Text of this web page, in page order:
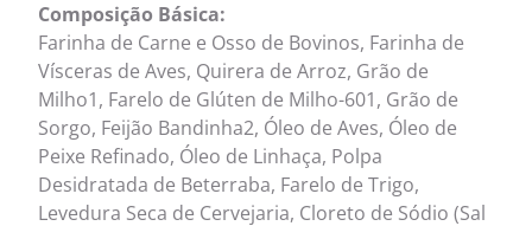
Composição Básica:
Farinha de Carne e Osso de Bovinos, Farinha de
Vísceras de Aves, Quirera de Arroz, Grão de
Milho1, Farelo de Glúten de Milho-601, Grão de
Sorgo, Feijão Bandinha2, Óleo de Aves, Óleo de
Peixe Refinado, Óleo de Linhaça, Polpa
Desidratada de Beterraba, Farelo de Trigo,
Levedura Seca de Cervejaria, Cloreto de Sódio (Sal